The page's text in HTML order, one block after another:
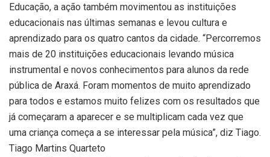
Educação, a ação também movimentou as instituições
educacionais nas últimas semanas e levou cultura e
aprendizado para os quatro cantos da cidade. “Percorremos
mais de 20 instituições educacionais levando música
instrumental e novos conhecimentos para alunos da rede
pública de Araxá. Foram momentos de muito aprendizado
para todos e estamos muito felizes com os resultados que
já começaram a aparecer e se multiplicam cada vez que
uma criança começa a se interessar pela música”, diz Tiago.
Tiago Martins Quarteto